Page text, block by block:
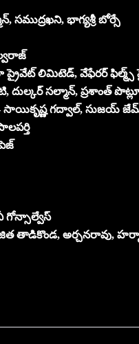
సముద్రఖని, భాగ్యశ్రీ బోర్సే
ప్రైవేట్ లిమిటెడ్, వేఫేరర్
దుల్కర్ సల్మాన్, ప్రశాంత్
– సాయికృష్ణ గద్వాల్, సుజయ్
గోన్సాల్వేస్
తాడికొండ, అర్చనరావు,